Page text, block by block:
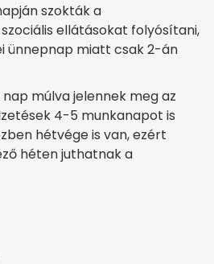
szokták a
ellátásokat folyósítani,
ünnepnap miatt csak 2-án
múlva jelennek meg az
4-5 munkanapot is
hétvége is van, ezért
héten juthatnak a